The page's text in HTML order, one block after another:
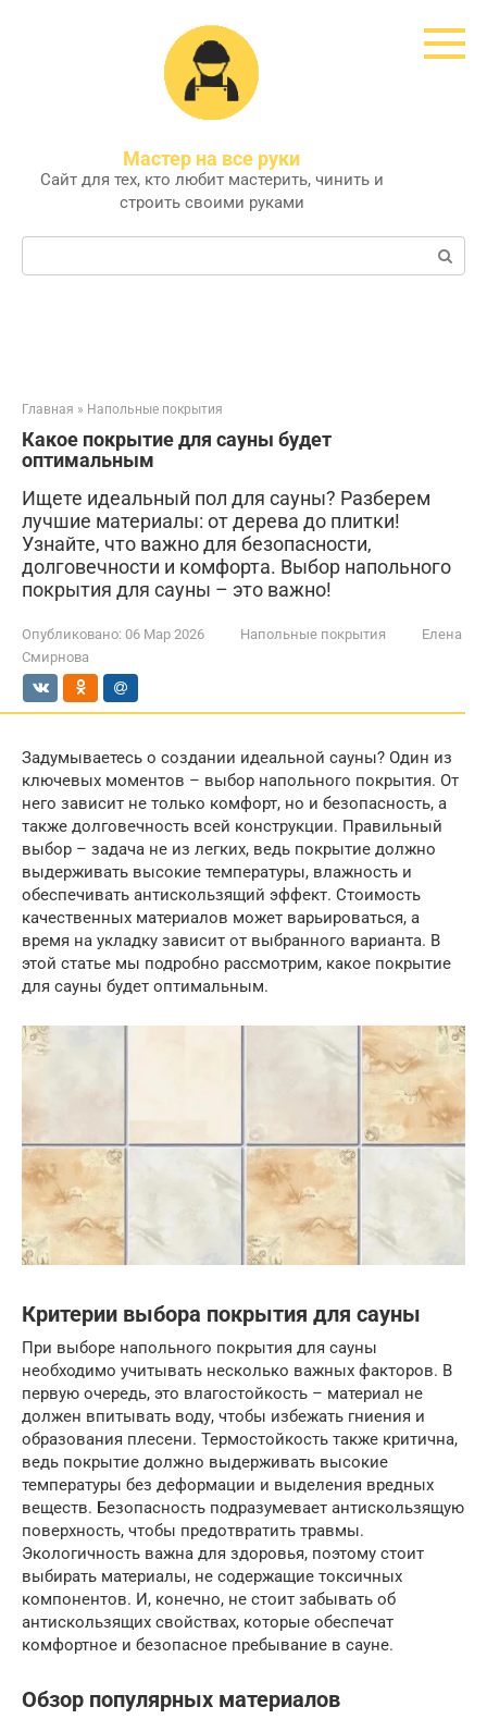
Мастер на все руки
Сайт для тех, кто любит мастерить, чинить и
строить своими руками
Поиск:
Главная » Напольные покрытия
Какое покрытие для сауны будет
оптимальным
Ищете идеальный пол для сауны? Разберем
лучшие материалы: от дерева до плитки!
Узнайте, что важно для безопасности,
долговечности и комфорта. Выбор напольного
покрытия для сауны – это важно!
Опубликовано: 06 Мар 2026 Напольные покрытия
Елена
Смирнова
Задумываетесь о создании идеальной сауны? Один из
ключевых моментов – выбор напольного покрытия. От
него зависит не только комфорт, но и безопасность, а
также долговечность всей конструкции. Правильный
выбор – задача не из легких, ведь покрытие должно
выдерживать высокие температуры, влажность и
обеспечивать антискользящий эффект. Стоимость
качественных материалов может варьироваться, а
время на укладку зависит от выбранного варианта. В
этой статье мы подробно рассмотрим, какое покрытие
для сауны будет оптимальным.
Критерии выбора покрытия для сауны
При выборе напольного покрытия для сауны
необходимо учитывать несколько важных факторов. В
первую очередь, это влагостойкость – материал не
должен впитывать воду, чтобы избежать гниения и
образования плесени. Термостойкость также критична,
ведь покрытие должно выдерживать высокие
температуры без деформации и выделения вредных
веществ. Безопасность подразумевает антискользящую
поверхность, чтобы предотвратить травмы.
Экологичность важна для здоровья, поэтому стоит
выбирать материалы, не содержащие токсичных
компонентов. И, конечно, не стоит забывать об
антискользящих свойствах, которые обеспечат
комфортное и безопасное пребывание в сауне.
Обзор популярных материалов